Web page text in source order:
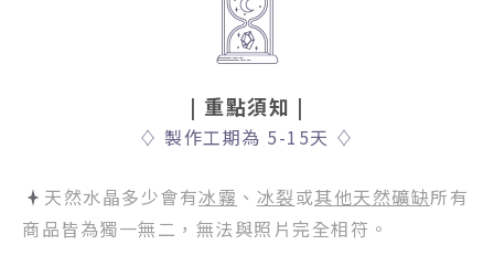
| 重點須知 |
♢ 製作工期為 5-15天 ♢
天然水晶多少會有冰霧 、 冰裂或其他天然礦缺所有
商品皆為獨一無二，無法與照片完全相符。